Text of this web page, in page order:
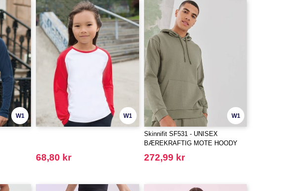
W1 W1
68,80 kr
W1
Skinnifit SF531 - UNISEX
BÆREKRAFTIG MOTE HOODY
272,99 kr